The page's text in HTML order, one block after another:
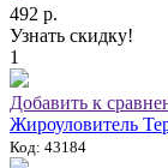
492 р.
Узнать скидку!
1
Добавить к
Жироуловитель
Код: 43184